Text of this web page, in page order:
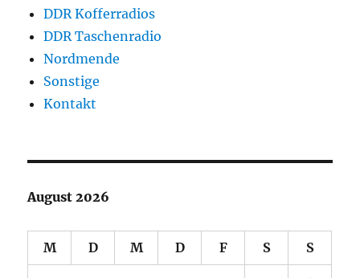
DDR Kofferradios
DDR Taschenradio
Nordmende
Sonstige
Kontakt
August 2026
M D M D F S S